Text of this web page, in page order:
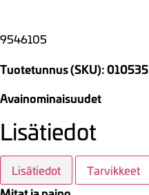
9546105
Tuotetunnus (SKU): 010535
Avainominaisuudet
Lisätiedot
Lisätiedot Tarvikkeet